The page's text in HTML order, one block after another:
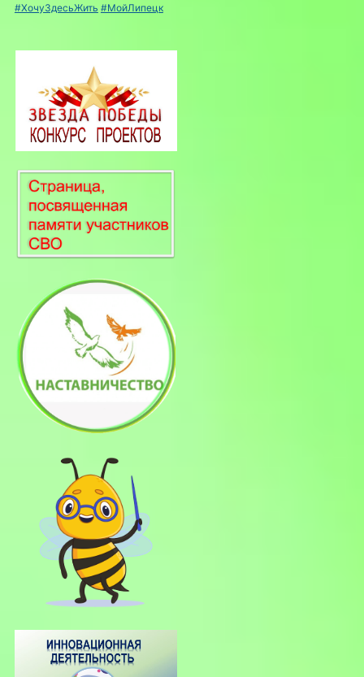
#ХочуЗдесьЖить #МойЛипецк